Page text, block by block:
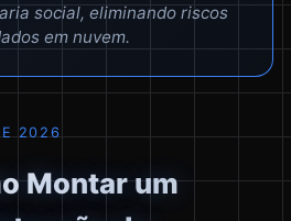
social, eliminando riscos
em nuvem.
2026
Montar um